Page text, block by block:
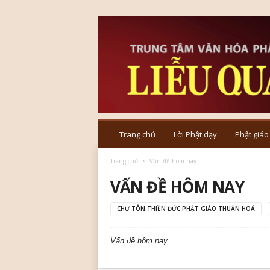
T
Trang chủ Lời Phật dạy Phật
Trang chủ Vấn đề hôm nay
VẤN ĐỀ HÔM NAY
CHƯ TÔN THIỀN ĐỨC PHẬT GIÁO THUẬN HOÁ
Vấn đề hôm nay